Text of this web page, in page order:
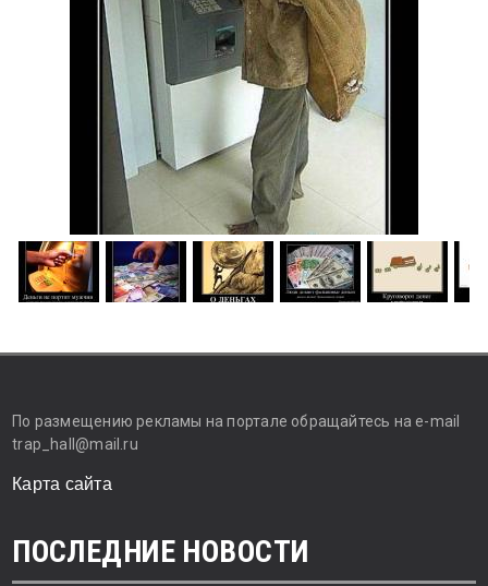
По размещению рекламы на портале обращайтесь на e-mail
trap_hall@mail.ru
Карта сайта
ПОСЛЕДНИЕ НОВОСТИ